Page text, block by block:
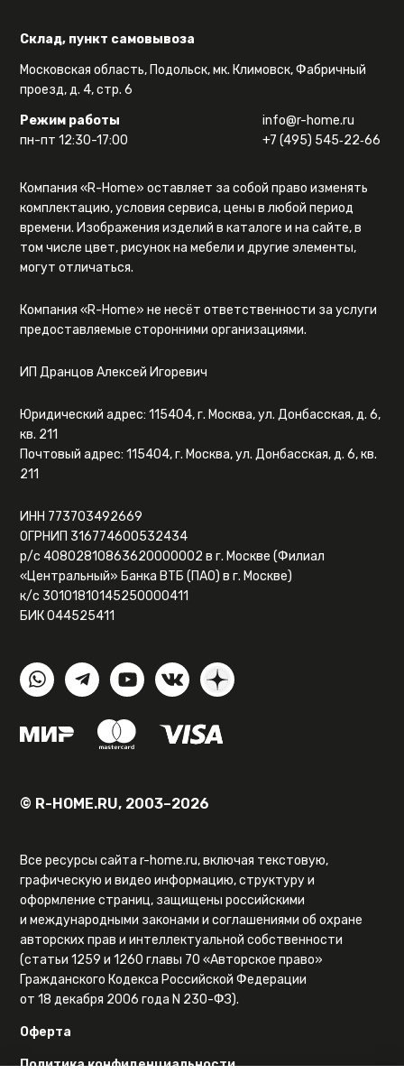
Склад, пункт самовывоза
Московская область, Подольск, мк. Климовск, Фабричный
проезд, д. 4, стр. 6
Режим работы
пн-пт 12:30-17:00
info@r-home.ru
+7 (495) 545‑22‑66
Компания «R-Home» оставляет за собой право изменять
комплектацию, условия сервиса, цены в любой период
времени. Изображения изделий в каталоге и на сайте, в
том числе цвет, рисунок на мебели и другие элементы,
могут отличаться.
Компания «R-Home» не несёт ответственности за услуги
предоставляемые сторонними организациями.
ИП Дранцов Алексей Игоревич
Юридический адрес: 115404, г. Москва, ул. Донбасская, д. 6,
кв. 211
Почтовый адрес: 115404, г. Москва, ул. Донбасская, д. 6, кв.
211
ИНН 773703492669
ОГРНИП 316774600532434
р/с 40802810863620000002 в г. Москве (Филиал
«Центральный» Банка ВТБ (ПАО) в г. Москве)
к/с 30101810145250000411
БИК 044525411
© R-HOME.RU, 2003–2026
Все ресурсы сайта r-home.ru, включая текстовую,
графическую и видео информацию, структуру и
оформление страниц, защищены российскими
и международными законами и соглашениями об охране
авторских прав и интеллектуальной собственности
(статьи 1259 и 1260 главы 70 «Авторское право»
Гражданского Кодекса Российской Федерации
от 18 декабря 2006 года N 230-ФЗ).
Оферта
Политика конфиденциальности